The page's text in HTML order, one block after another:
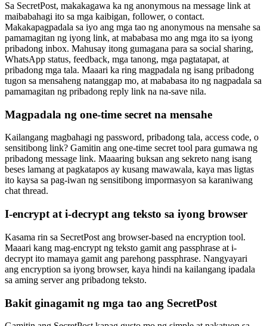
Sa SecretPost, makakagawa ka ng anonymous na message link at
maibabahagi ito sa mga kaibigan, follower, o contact.
Makakapagpadala sa iyo ang mga tao ng anonymous na mensahe sa
pamamagitan ng iyong link, at mababasa mo ang mga ito sa iyong
pribadong inbox. Mahusay itong gumagana para sa social sharing,
WhatsApp status, feedback, mga tanong, mga pagtatapat, at
pribadong mga tala. Maaari ka ring magpadala ng isang pribadong
tugon sa mensaheng natanggap mo, at mababasa ito ng nagpadala sa
pamamagitan ng pribadong reply link na na-save nila.
Magpadala ng one-time secret na mensahe
Kailangang magbahagi ng password, pribadong tala, access code, o
sensitibong link? Gamitin ang one-time secret tool para gumawa ng
pribadong message link. Maaaring buksan ang sekreto nang isang
beses lamang at pagkatapos ay kusang mawawala, kaya mas ligtas
ito kaysa sa pag-iwan ng sensitibong impormasyon sa karaniwang
chat thread.
I-encrypt at i-decrypt ang teksto sa iyong browser
Kasama rin sa SecretPost ang browser-based na encryption tool.
Maaari kang mag-encrypt ng teksto gamit ang passphrase at i-
decrypt ito mamaya gamit ang parehong passphrase. Nangyayari
ang encryption sa iyong browser, kaya hindi na kailangang ipadala
sa aming server ang pribadong teksto.
Bakit ginagamit ng mga tao ang SecretPost